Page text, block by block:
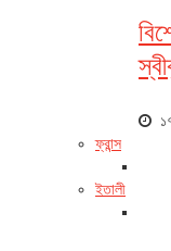
ফ্রান্স
ইতালী